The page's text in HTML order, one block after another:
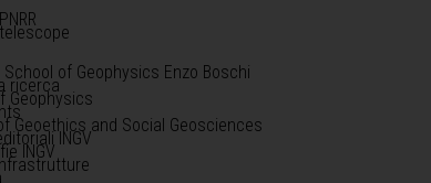
of Geophysics Enzo Boschi
ricerca
Geophysics
Geoethics and Social Geosciences
INGV
INGV